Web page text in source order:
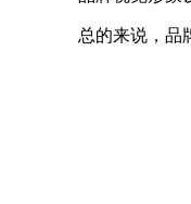
总的来说，品